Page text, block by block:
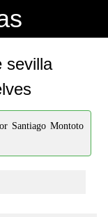
sevilla
Santiago Montoto